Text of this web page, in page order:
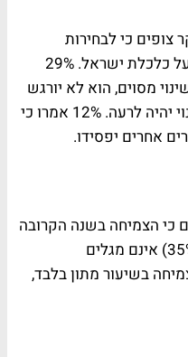
צופים כי לבחירות
מסוים, הוא לא יורגש
בטווח הקצר. 18% צופים כי השינוי יהיה לרעה. 12% אמרו כי
אחרים יפסידו.
המשק, 65% צופים כי הצמיחה בשנה הקרובה
תהיה בשיעור אפסי. גם היתר (35%) אינם מגלים
בשיעור מתון בלבד,